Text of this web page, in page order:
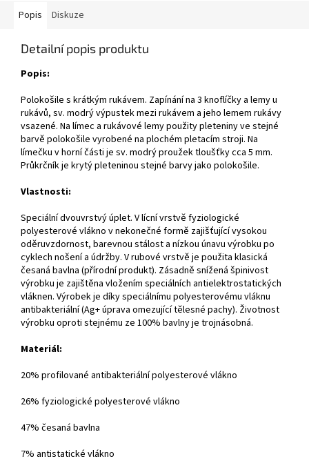
Popis Diskuze
Detailní popis produktu
Popis:
Polokošile s krátkým rukávem. Zapínání na 3 knoflíčky a lemy u
rukávů, sv. modrý výpustek mezi rukávem a jeho lemem rukávy
vsazené. Na límec a rukávové lemy použity pleteniny ve stejné
barvě polokošile vyrobené na plochém pletacím stroji. Na
límečku v horní části je sv. modrý proužek tloušťky cca 5 mm.
Průkrčník je krytý pleteninou stejné barvy jako polokošile.
Vlastnosti:
Speciální dvouvrstvý úplet. V lícní vrstvě fyziologické
polyesterové vlákno v nekonečné formě zajišťující vysokou
oděruvzdornost, barevnou stálost a nízkou únavu výrobku po
cyklech nošení a údržby. V rubové vrstvě je použita klasická
česaná bavlna (přírodní produkt). Zásadně snížená špinivost
výrobku je zajištěna vložením speciálních antielektrostatických
vláknen. Výrobek je díky speciálnímu polyesterovému vláknu
antibakteriální (Ag+ úprava omezující tělesné pachy). Životnost
výrobku oproti stejnému ze 100% bavlny je trojnásobná.
Materiál:
20% profilované antibakteriální polyesterové vlákno
26% fyziologické polyesterové vlákno
47% česaná bavlna
7% antistatické vlákno